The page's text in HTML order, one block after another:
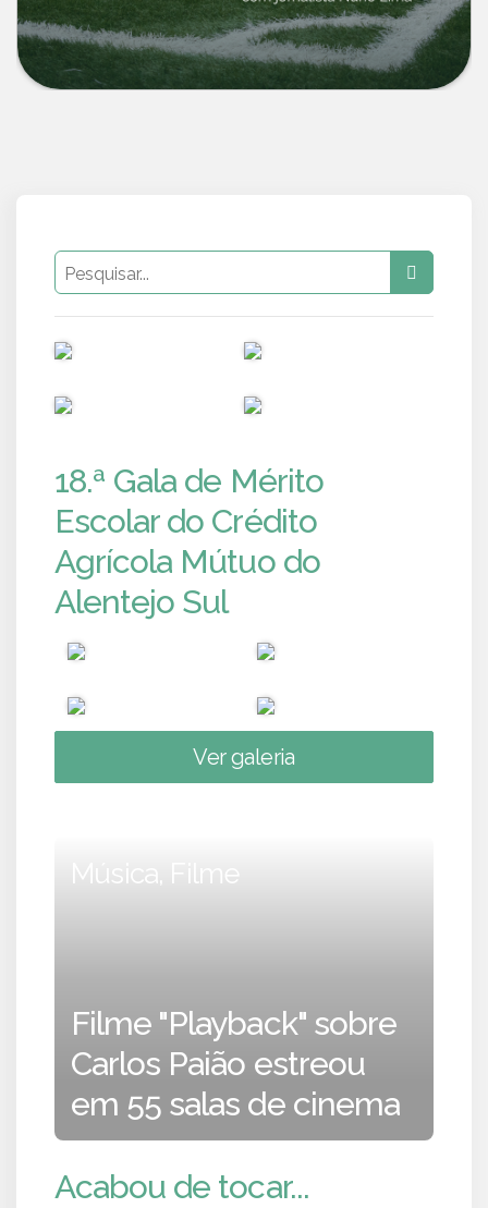
18.ª Gala de Mérito
Escolar do Crédito
Agrícola Mútuo do
Alentejo Sul
Ver galeria
Música, Filme
Filme "Playback" sobre
Carlos Paião estreou
em 55 salas de cinema
Acabou de tocar...